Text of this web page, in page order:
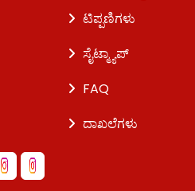
ಟಿಪ್ಪಣಿಗಳು
ಸೈಟ್ಮ್ಯಾಪ್
FAQ
ದಾಖಲೆಗಳು